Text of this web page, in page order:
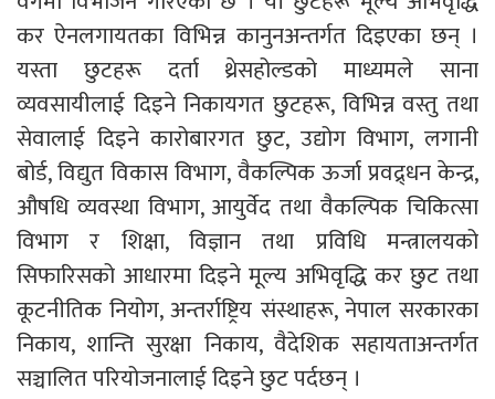
कर ऐनलगायतका विभिन्न कानुनअन्तर्गत दिइएका छन् ।
यस्ता छुटहरू दर्ता थ्रेसहोल्डको माध्यमले साना
व्यवसायीलाई दिइने निकायगत छुटहरू, विभिन्न वस्तु तथा
सेवालाई दिइने कारोबारगत छुट, उद्योग विभाग, लगानी
बोर्ड, विद्युत विकास विभाग, वैकल्पिक ऊर्जा प्रवद्र्धन केन्द्र,
औषधि व्यवस्था विभाग, आयुर्वेद तथा वैकल्पिक चिकित्सा
विभाग र शिक्षा, विज्ञान तथा प्रविधि मन्त्रालयको
सिफारिसको आधारमा दिइने मूल्य अभिवृद्धि कर छुट तथा
कूटनीतिक नियोग, अन्तर्राष्ट्रिय संस्थाहरू, नेपाल सरकारका
निकाय, शान्ति सुरक्षा निकाय, वैदेशिक सहायताअन्तर्गत
सञ्चालित परियोजनालाई दिइने छुट पर्दछन् ।